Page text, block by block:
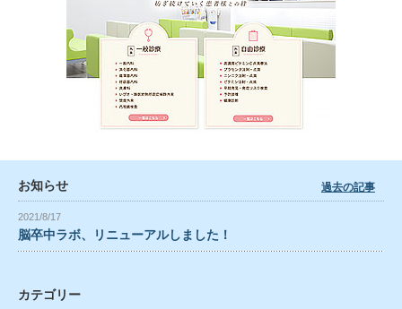
お知らせ
2021/8/17
脳卒中ラボ、リニューアルしました！
過去の記事
カテゴリー